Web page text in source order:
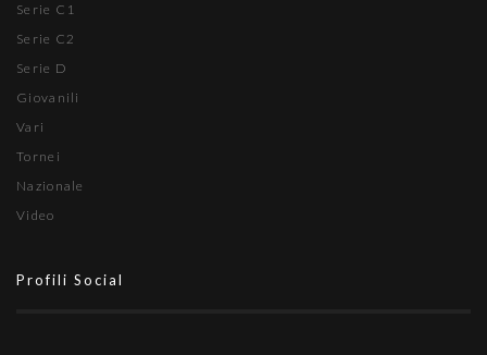
Serie C1
Serie C2
Serie D
Giovanili
Vari
Tornei
Nazionale
Video
Profili Social